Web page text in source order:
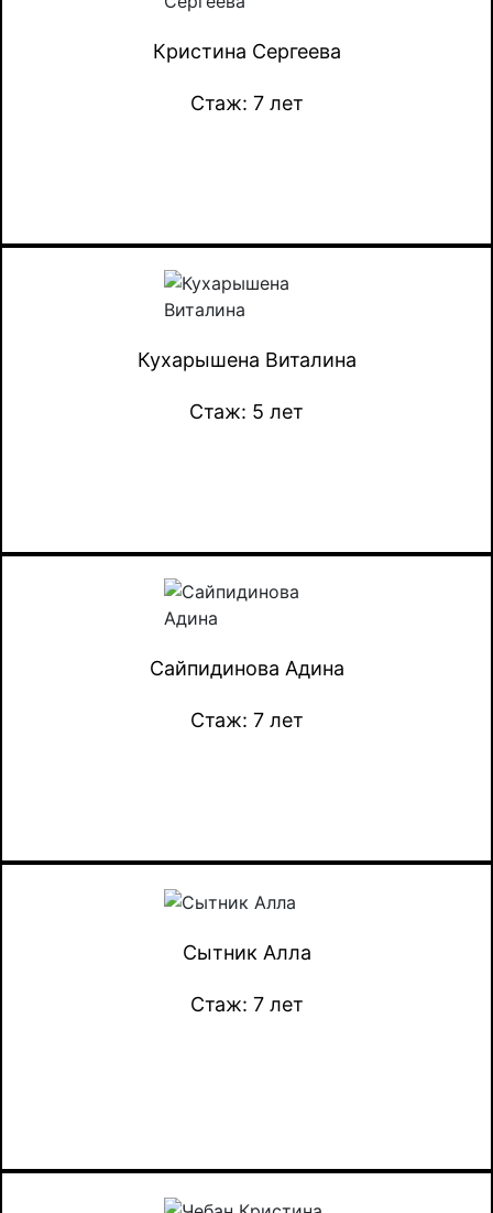
Кристина Сергеева
Стаж: 7 лет
Кухарышена Виталина
Стаж: 5 лет
Сайпидинова Адина
Стаж: 7 лет
Сытник Алла
Стаж: 7 лет